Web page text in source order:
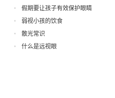
假期要让孩子有效保护眼睛
弱视小孩的饮食
散光常识
什么是远视眼